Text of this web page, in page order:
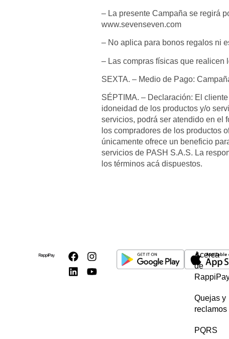
– La presente Campaña se regirá
www.sevenseven.com
– No aplica para bonos regalos ni
– Las compras físicas que realicen
SEXTA. – Medio de Pago:
SÉPTIMA. – Declaración: El
idoneidad de los productos y/o
servicios, podrá ser atendido en el
los compradores de los productos
únicamente ofrece un beneficio
servicios de PASH S.A.S. La
los términos acá dispuestos.
Acerca
de
Quejas y
reclamos
PQRS